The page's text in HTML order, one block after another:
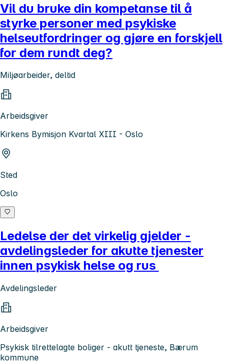
Vil du bruke din kompetanse til å
styrke personer med psykiske
helseutfordringer og gjøre en forskjell
for dem rundt deg?
Miljøarbeider, deltid
Arbeidsgiver
Kirkens Bymisjon Kvartal XIII - Oslo
Sted
Oslo
Ledelse der det virkelig gjelder -
avdelingsleder for akutte tjenester
innen psykisk helse og rus
Avdelingsleder
Arbeidsgiver
Psykisk tilrettelagte boliger - akutt tjeneste, Bærum
kommune